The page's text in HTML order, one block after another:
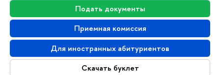
Подать документы
Приемная комиссия
Для иностранных абитуриентов
Скачать буклет